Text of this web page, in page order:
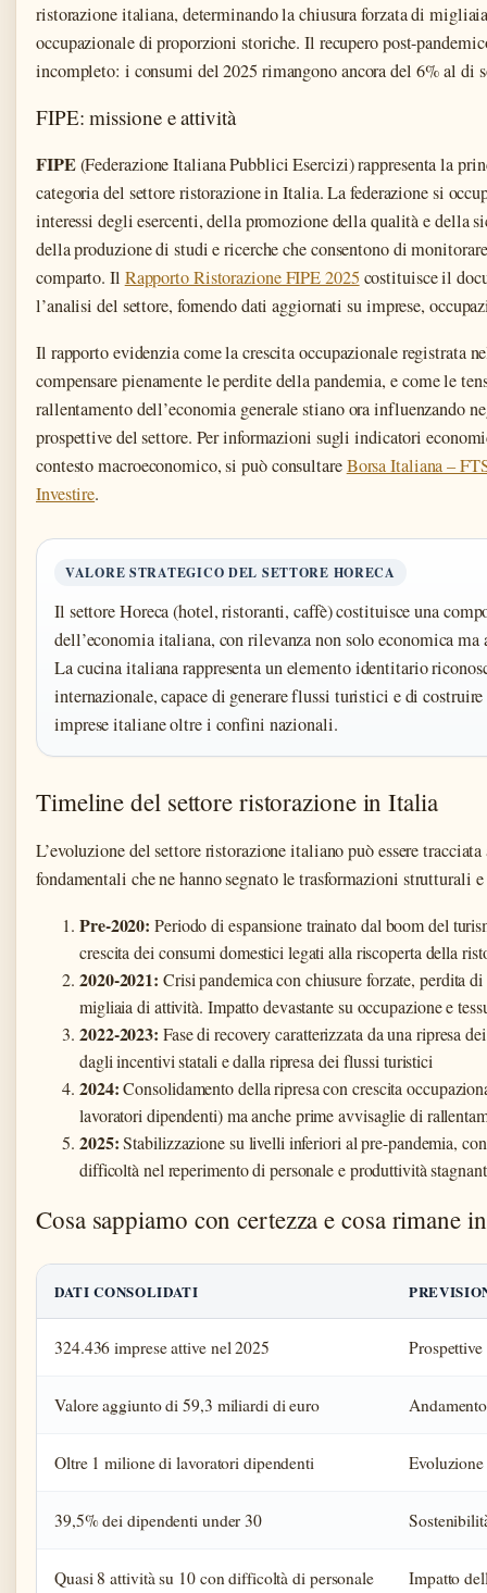
ristorazione italiana, determinando la chiusura forzata di
occupazionale di proporzioni storiche. Il recupero post-
incompleto: i consumi del 2025 rimangono ancora del 6% al
FIPE: missione e attività
FIPE(Federazione Italiana Pubblici Esercizi) rappresenta la
categoria del settore ristorazione in Italia. La federazione si
interessi degli esercenti, della promozione della qualità e della
della produzione di studi e ricerche che consentono di
comparto. Il Rapporto Ristorazione FIPE 2025 costituisce il
l’analisi del settore, fornendo dati aggiornati su imprese,
Il rapporto evidenzia come la crescita occupazionale registrata
compensare pienamente le perdite della pandemia, e come le
rallentamento dell’economia generale stiano ora influenzando
prospettive del settore. Per informazioni sugli indicatori
contesto macroeconomico, si può consultareBorsa Italiana –
Investire.
VALORE STRATEGICO DEL SETTORE HORECA
Il settore Horeca (hotel, ristoranti, caffè) costituisce una
dell’economia italiana, con rilevanza non solo economica ma
La cucina italiana rappresenta un elemento identitario
internazionale, capace di generare flussi turistici e di costruire
imprese italiane oltre i confini nazionali.
Timeline del settore ristorazione in Italia
L’evoluzione del settore ristorazione italiano può essere
fondamentali che ne hanno segnato le trasformazioni strutturali
Pre-2020: Periodo di espansione trainato dal boom del
crescita dei consumi domestici legati alla riscoperta della
2020-2021: Crisi pandemica con chiusure forzate, perdita
migliaia di attività. Impatto devastante su occupazione e
2022-2023: Fase di recovery caratterizzata da una ripresa
dagli incentivi statali e dalla ripresa dei flussi turistici
2024:Consolidamento della ripresa con crescita
lavoratori dipendenti) ma anche prime avvisaglie di
2025:Stabilizzazione su livelli inferiori al pre-pandemia,
difficoltà nel reperimento di personale e produttività
Cosa sappiamo con certezza e cosa rimane
DATI CONSOLIDATI
324.436 imprese attive nel 2025
Valore aggiunto di 59,3 miliardi di euro
Oltre 1 milione di lavoratori dipendenti
39,5% dei dipendenti under 30
Quasi 8 attività su 10 con difficoltà di personale Impatto